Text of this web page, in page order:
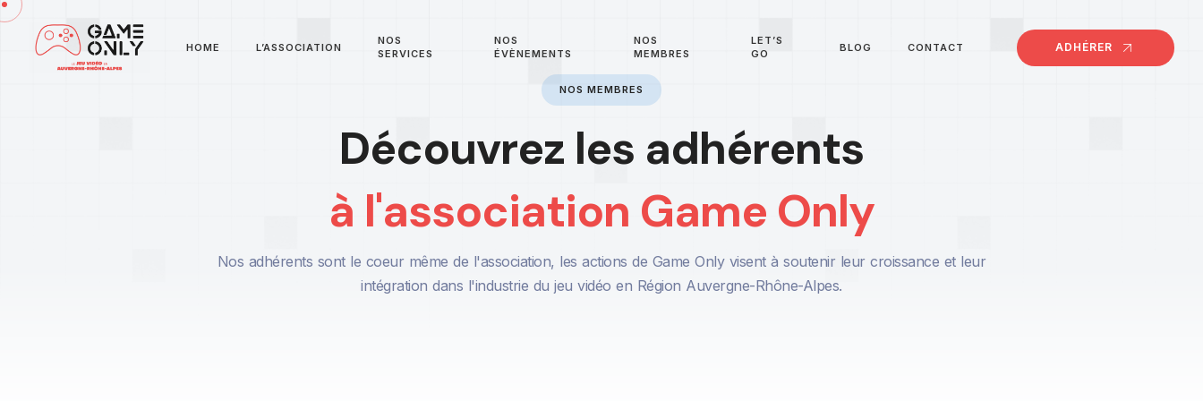
HOME L’ASSOCIATION
NOS
SERVICES
NOS
ÉVÈNEMENTS
NOS
MEMBRES
LET’S
GO
BLOG CONTACT ADHÉRER
NOS MEMBRES
Découvrez les adhérents
à l'association Game Only
Nos adhérents sont le coeur même de l'association, les actions de Game Only visent à soutenir leur croissance et leur
intégration dans l'industrie du jeu vidéo en Région Auvergne-Rhône-Alpes.